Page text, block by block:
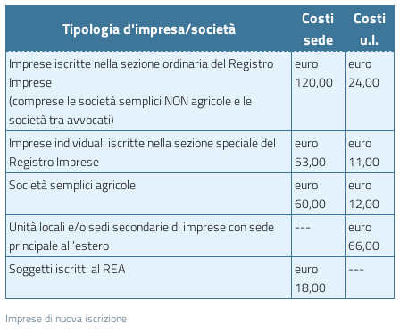
Imprese di nuova iscrizione
Tipologia d'impresa/società
Costi
sede
Costi
u.l.
Imprese iscritte nella sezione ordinaria del Registro
Imprese
(comprese le società semplici NON agricole e le
società tra avvocati)
euro
120,00
euro
24,00
Imprese individuali iscritte nella sezione speciale del
Registro Imprese
euro
53,00
euro
11,00
Società semplici agricole
euro
60,00
euro
12,00
Unità locali e/o sedi secondarie di imprese con sede
principale all’estero
---
euro
66,00
Soggetti iscritti al REA
euro
18,00
---